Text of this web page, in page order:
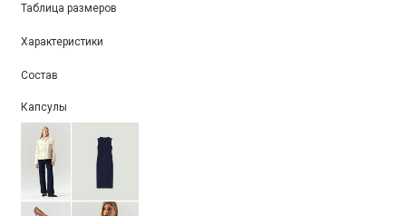
Таблица размеров
Характеристики
Состав
Капсулы